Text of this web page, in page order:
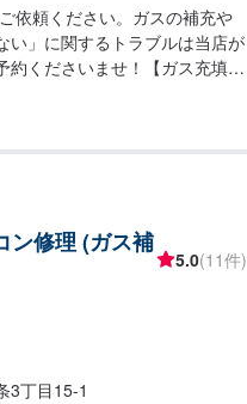
依頼ください。ガスの補充や
い」に関するトラブルは当店が
約くださいませ！【ガス充填】
ン修理 (ガス補
5.0(11件)
3丁目15-1